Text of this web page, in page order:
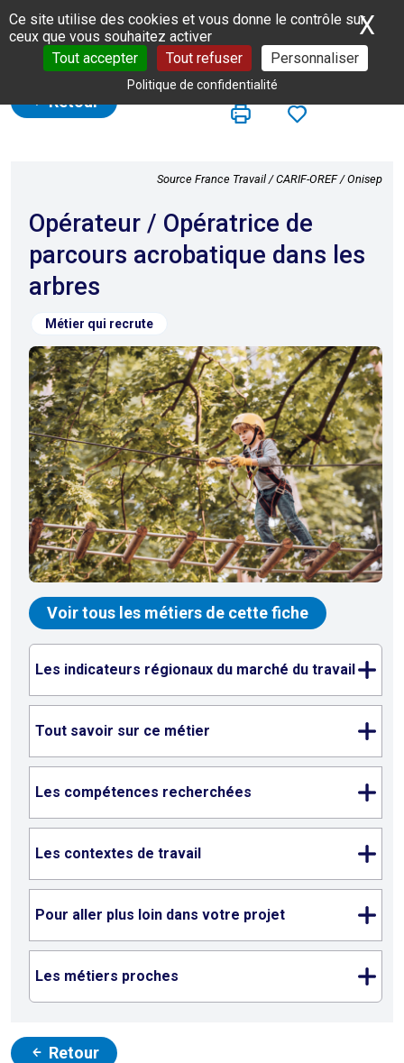
Panneau de gestion des cookies
Ce site utilise des cookies et vous donne le contrôle sur
ceux que vous souhaitez activer
Tout accepter
Tout refuser Personnaliser
Politique de confidentialité
X
Retour
Source France Travail / CARIF-OREF / Onisep
Opérateur / Opératrice de
parcours acrobatique dans les
arbres
Métier qui recrute
Voir tous les métiers de cette fiche
Les indicateurs régionaux du marché du travail
Tout savoir sur ce métier
Les compétences recherchées
Les contextes de travail
Pour aller plus loin dans votre projet
Les métiers proches
Retour